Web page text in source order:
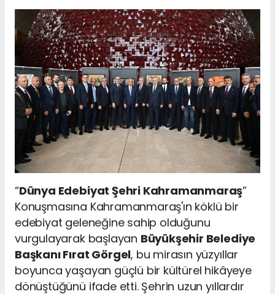
“Dünya Edebiyat Şehri Kahramanmaraş”
Konuşmasına Kahramanmaraş'ın köklü bir
edebiyat geleneğine sahip olduğunu
vurgulayarak başlayan Büyükşehir Belediye
Başkanı Fırat Görgel, bu mirasın yüzyıllar
boyunca yaşayan güçlü bir kültürel hikâyeye
dönüştüğünü ifade etti. Şehrin uzun yıllardır